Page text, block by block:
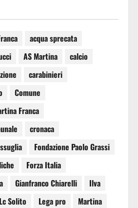
acqua sprecata
AS Martina
calcio
carabinieri
Comune
Franca
cronaca
Fondazione Paolo Grassi
Forza Italia
Gianfranco Chiarelli
Ilva
Lc Solito Lega pro
Martina